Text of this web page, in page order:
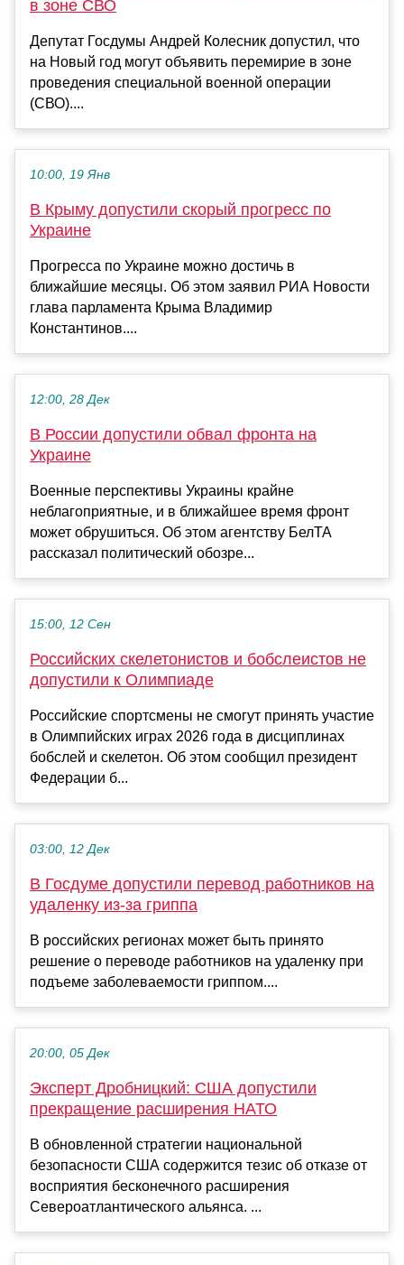
в зоне СВО
Депутат Госдумы Андрей Колесник допустил, что
на Новый год могут объявить перемирие в зоне
проведения специальной военной операции
(СВО)....
10:00, 19 Янв
В Крыму допустили скорый прогресс по
Украине
Прогресса по Украине можно достичь в
ближайшие месяцы. Об этом заявил РИА Новости
глава парламента Крыма Владимир
Константинов....
12:00, 28 Дек
В России допустили обвал фронта на
Украине
Военные перспективы Украины крайне
неблагоприятные, и в ближайшее время фронт
может обрушиться. Об этом агентству БелТА
рассказал политический обозре...
15:00, 12 Сен
Российских скелетонистов и бобслеистов не
допустили к Олимпиаде
Российские спортсмены не смогут принять участие
в Олимпийских играх 2026 года в дисциплинах
бобслей и скелетон. Об этом сообщил президент
Федерации б...
03:00, 12 Дек
В Госдуме допустили перевод работников на
удаленку из-за гриппа
В российских регионах может быть принято
решение о переводе работников на удаленку при
подъеме заболеваемости гриппом....
20:00, 05 Дек
Эксперт Дробницкий: США допустили
прекращение расширения НАТО
В обновленной стратегии национальной
безопасности США содержится тезис об отказе от
восприятия бесконечного расширения
Североатлантического альянса. ...